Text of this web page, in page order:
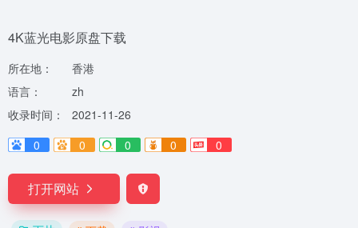
4K蓝光电影原盘下载
所在地：
香港
语言：
zh
收录时间：
2021-11-26
0
0 0 0 0
打开网站